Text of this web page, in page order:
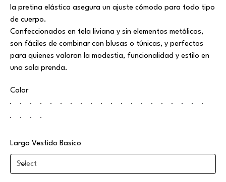
la pretina elástica asegura un ajuste cómodo para todo tipo
de cuerpo.
Confeccionados en tela liviana y sin elementos metálicos,
son fáciles de combinar con blusas o túnicas, y perfectos
para quienes valoran la modestia, funcionalidad y estilo en
una sola prenda.
Color
Largo Vestido Basico